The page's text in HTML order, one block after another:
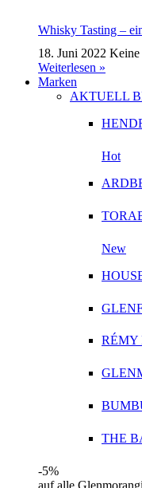
Whisky Tasting –
18. Juni 2022 Keine
Weiterlesen »
Marken
AKTUELL
Hot
New
RÉMY
THE
-5%
auf alle